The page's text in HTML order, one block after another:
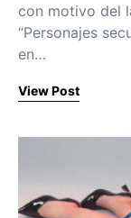
con motivo del
“Personajes
en…
View Post